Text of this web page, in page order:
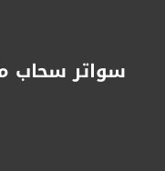
سواتر سحاب متحركة الخبر ت: